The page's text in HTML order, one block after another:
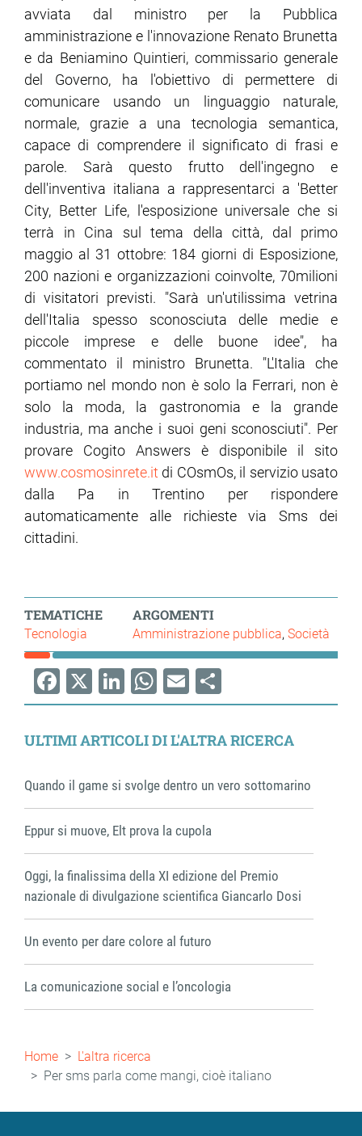
avviata dal ministro per la Pubblica
amministrazione e l'innovazione Renato Brunetta
e da Beniamino Quintieri, commissario generale
del Governo, ha l'obiettivo di permettere di
comunicare usando un linguaggio naturale,
normale, grazie a una tecnologia semantica,
capace di comprendere il significato di frasi e
parole. Sarà questo frutto dell'ingegno e
dell'inventiva italiana a rappresentarci a 'Better
City, Better Life, l'esposizione universale che si
terrà in Cina sul tema della città, dal primo
maggio al 31 ottobre: 184 giorni di Esposizione,
200 nazioni e organizzazioni coinvolte, 70milioni
di visitatori previsti. "Sarà un'utilissima vetrina
dell'Italia spesso sconosciuta delle medie e
piccole imprese e delle buone idee", ha
commentato il ministro Brunetta. "L'Italia che
portiamo nel mondo non è solo la Ferrari, non è
solo la moda, la gastronomia e la grande
industria, ma anche i suoi geni sconosciuti". Per
provare Cogito Answers è disponibile il sito
www.cosmosinrete.it di COsmOs, il servizio usato
dalla Pa in Trentino per rispondere
automaticamente alle richieste via Sms dei
cittadini.
TEMATICHE
Tecnologia
ARGOMENTI
Amministrazione pubblica Società
Facebook
X LinkedIn
WhatsApp
EmailShare
ULTIMI ARTICOLI DI L'ALTRA RICERCA
Quando il game si svolge dentro un vero sottomarino
Eppur si muove, Elt prova la cupola
Oggi, la finalissima della XI edizione del Premio
nazionale di divulgazione scientifica Giancarlo Dosi
Un evento per dare colore al futuro
La comunicazione social e l’oncologia
Briciole
di
pane
Home
L'altra ricerca
Per sms parla come mangi, cioè italiano